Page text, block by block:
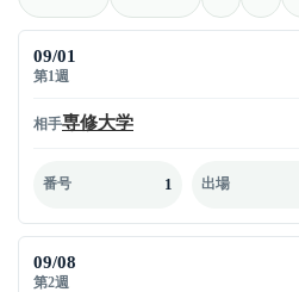
09/01
第1週
相手専修大学
番号 1 出場
09/08
第2週